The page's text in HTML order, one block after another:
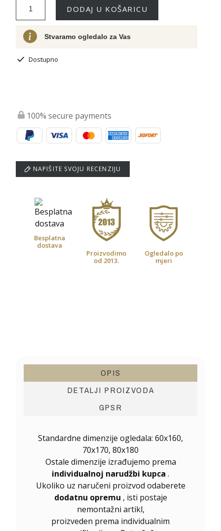
DODAJ U KOŠARICU
Stvaramo ogledalo za Vas
Dostupno
100% secure payments
NAPIŠITE SVOJU RECENZIJU
Besplatna
dostava
Proizvodimo
od 2013.
Ogledalo po
mjeri
OPIS
DETALJI PROIZVODA
GPSR
Standardne dimenzije ogledala: 60x160,
70x170, 80x180
Ostale dimenzije izrađujemo prema
individualnoj narudžbi kupca .
Ukoliko uz naručeni proizvod odaberete
dodatnu opremu , isti postaje
nemontažni artikl,
proizveden prema individualnim